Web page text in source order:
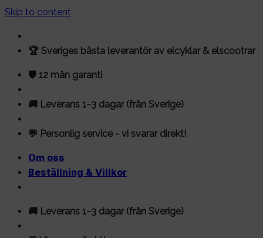
Skip to content
🏆 Sveriges bästa leverantör av elcyklar & elscootrar
🛡️ 12 mån garanti
🚚 Leverans 1–3 dagar (från Sverige)
💬 Personlig service - vi svarar direkt!
Om oss
Beställning & Villkor
🚚 Leverans 1–3 dagar (från Sverige)